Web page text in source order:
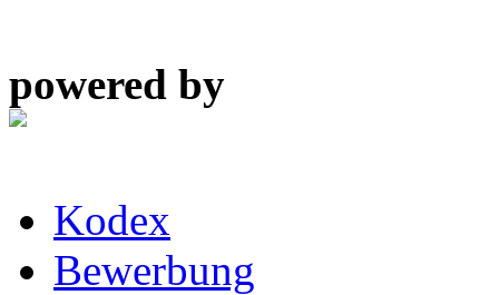
powered by
Kodex
Bewerbung